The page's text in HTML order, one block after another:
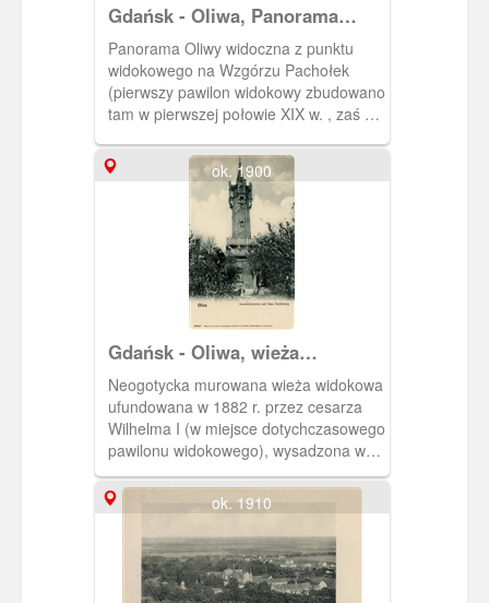
Gdańsk - Oliwa, Panorama
Oliwy ze Wzgórza Pachołek
Panorama Oliwy widoczna z punktu
widokowego na Wzgórzu Pachołek
(pierwszy pawilon widokowy zbudowano
tam w pierwszej połowie XIX w. , zaś w
tamże murowaną wieżę widokową).
Widoczny staw młyński przy Młynie IX
oraz strzelista wieża ewangelickiego
kościoła Pojednania (ob. katolicki
kościół Królowej Korony Polskiej. )
ok. 1900
Gdańsk - Oliwa, wieża
widokowa na Wgórzu Pachołek
(Karlsberg)
Neogotycka murowana wieża widokowa
ufundowana w 1882 r. przez cesarza
Wilhelma I (w miejsce dotychczasowego
pawilonu widokowego), wysadzona w
powietrze 23 III 1945 r. przez wojska
niemieckie. Obecnie w tym miejscu
żeliwna wieża widokowa z 1945 r.,
zmodernizowana w 2009 r. Wzgórze
Pachołek wznosi się u zbiegu ulic:
Opackiej i Spacerowej.
ok. 1910